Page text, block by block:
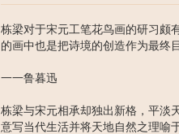
栋梁对于宋元工笔花鸟画的研习颇
的画中也是把诗境的创造作为最终目
一一鲁暮迅
栋梁与宋元相承却独出新格，平淡
意写当代生活并将天地自然之理喻